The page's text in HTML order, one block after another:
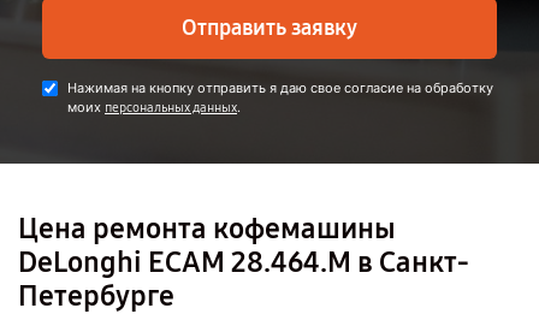
Отправить заявку
Нажимая на кнопку отправить я даю свое согласие на обработку
моих персональных данных.
Цена ремонта кофемашины
DeLonghi ECAM 28.464.M в Санкт-
Петербурге